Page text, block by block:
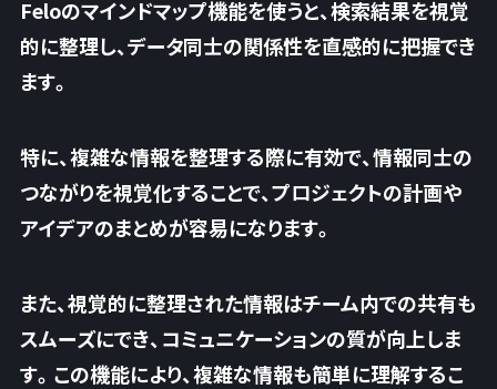
Feloのマインドマップ機能を使うと、検索結果を視覚
的に整理し、データ同士の関係性を直感的に把握でき
ます。
特に、複雑な情報を整理する際に有効で、情報同士の
つながりを視覚化することで、プロジェクトの計画や
アイデアのまとめが容易になります。
また、視覚的に整理された情報はチーム内での共有も
スムーズにでき、コミュニケーションの質が向上しま
す。この機能により、複雑な情報も簡単に理解するこ